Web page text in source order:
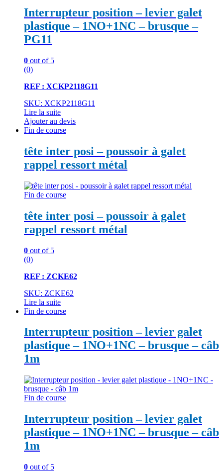
Interrupteur position – levier galet
plastique – 1NO+1NC – brusque –
PG11
0 out of 5
(0)
REF : XCKP2118G11
SKU: XCKP2118G11
Lire la suite
Ajouter au devis
Fin de course
tête inter posi – poussoir à galet
rappel ressort métal
Fin de course
tête inter posi – poussoir à galet
rappel ressort métal
0 out of 5
(0)
REF : ZCKE62
SKU: ZCKE62
Lire la suite
Fin de course
Interrupteur position – levier galet
plastique – 1NO+1NC – brusque – câb
1m
Fin de course
Interrupteur position – levier galet
plastique – 1NO+1NC – brusque – câb
1m
0 out of 5